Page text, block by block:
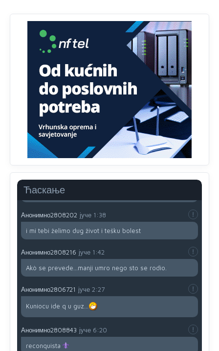
Ћаскање
Анонимно2807895 јуче 12:18
Drzi pod kontrolom tri stvari jezik,karakter i
ponasanje...Uzivotu brani tri stvari:cast,prijatelja i
slabije.Iz zivota iskljuci tri stvari uvredu,neznanje i
dok si ziv gaji tri stvari dobrotu,pamet i
prijateljstvo!!
Анонимно2806721 јуче 12:39
791 BiH nije priznala Kosovo kao nezavisnu državu jer
genocidna tvorevina pravi smetnju a recimo Srbija je
davnopriznala.Nasvakom proizvodu iz Srbije stoji -
uvoznik za Kosovo
Анонимно2806721 јуче 12:45
da brani? A imamo vojsku Kosova kojoj želimo svako
dobro i da se što bolje opreme
Анонимно2808202 јуче 1:38
i mi tebi želimo dug život i tešku bolest
Анонимно2808216 јуче 1:42
Akò se prevede...manji umro nego sto se rodio.
Анонимно2806721 јуче 2:27
Kuniocu ide q u guz...
Анонимно2808843 јуче 6:20
reconquista